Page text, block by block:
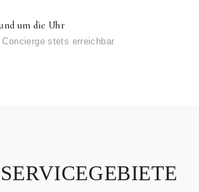
um die Uhr
Concierge stets erreichbar